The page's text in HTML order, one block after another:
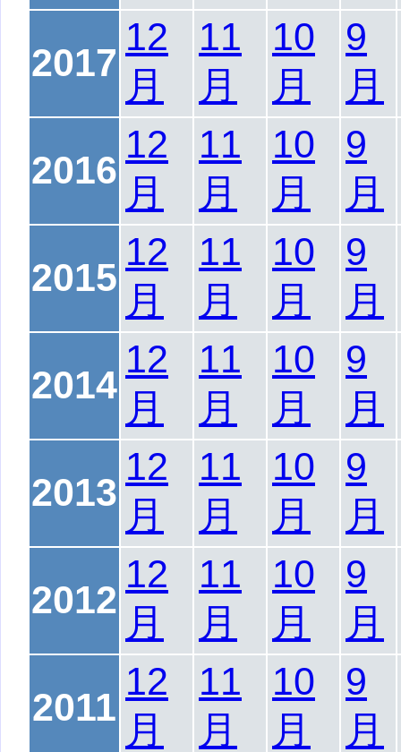
2017
12
月
11
月
10
月
9
月
2016
12
月
11
月
10
月
9
月
2015
12
月
11
月
10
月
9
月
2014
12
月
11
月
10
月
9
月
2013
12
月
11
月
10
月
9
月
2012
12
月
11
月
10
月
9
月
2011
12
月
11
月
10
月
9
月